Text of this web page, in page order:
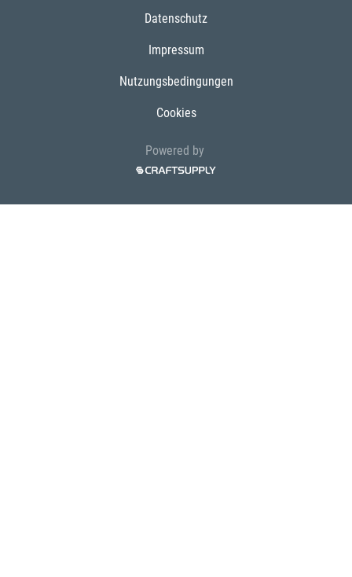
Datenschutz
Impressum
Nutzungsbedingungen
Cookies
Powered by